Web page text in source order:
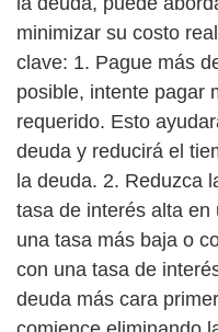
minimizar su costo
clave: 1. Pague más
posible, intente pagar
requerido. Esto
deuda y reducirá el
la deuda. 2. Reduzca
tasa de interés alta
una tasa más baja o
con una tasa de
deuda más cara